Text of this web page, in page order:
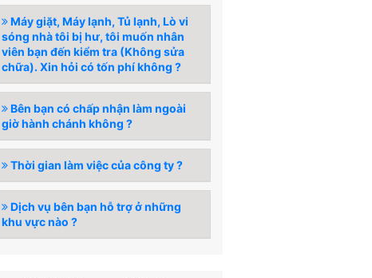
Máy giặt, Máy lạnh, Tủ lạnh, Lò vi
sóng nhà tôi bị hư, tôi muốn nhân
viên bạn đến kiểm tra (Không sửa
chữa). Xin hỏi có tốn phí không ?
Bên bạn có chấp nhận làm ngoài
giờ hành chánh không ?
Thời gian làm việc của công ty ?
Dịch vụ bên bạn hỗ trợ ở những
khu vực nào ?